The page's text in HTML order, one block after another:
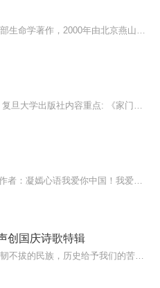
创国庆诗歌特辑